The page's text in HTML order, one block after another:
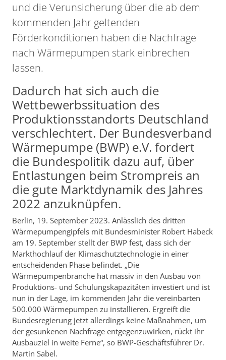
und die Verunsicherung über die ab dem
kommenden Jahr geltenden
Förderkonditionen haben die Nachfrage
nach Wärmepumpen stark einbrechen
lassen.
Dadurch hat sich auch die
Wettbewerbssituation des
Produktionsstandorts Deutschland
verschlechtert. Der Bundesverband
Wärmepumpe (BWP) e.V. fordert
die Bundespolitik dazu auf, über
Entlastungen beim Strompreis an
die gute Marktdynamik des Jahres
2022 anzuknüpfen.
Berlin, 19. September 2023. Anlässlich des dritten
Wärmepumpengipfels mit Bundesminister Robert Habeck
am 19. September stellt der BWP fest, dass sich der
Markthochlauf der Klimaschutztechnologie in einer
entscheidenden Phase befindet. „Die
Wärmepumpenbranche hat massiv in den Ausbau von
Produktions- und Schulungskapazitäten investiert und ist
nun in der Lage, im kommenden Jahr die vereinbarten
500.000 Wärmepumpen zu installieren. Ergreift die
Bundesregierung jetzt allerdings keine Maßnahmen, um
der gesunkenen Nachfrage entgegenzuwirken, rückt ihr
Ausbauziel in weite Ferne“, so BWP-Geschäftsführer Dr.
Martin Sabel.